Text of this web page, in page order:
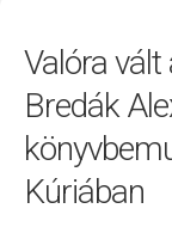
Valóra
Bredák
Kúriában